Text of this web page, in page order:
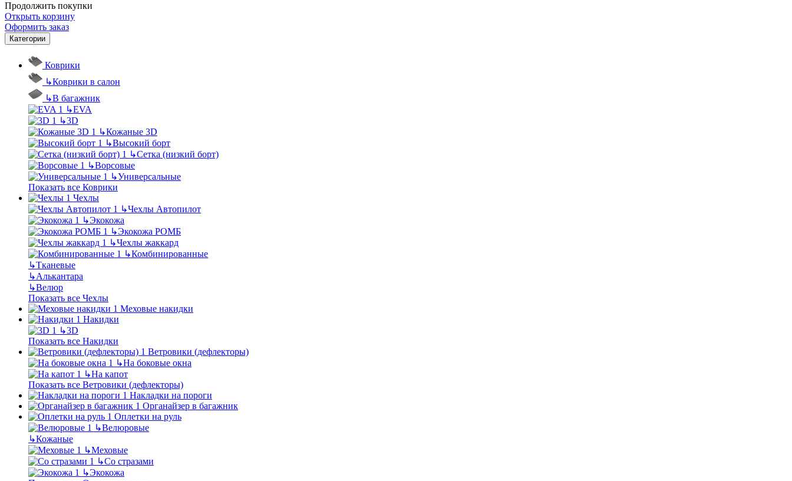
Продолжить покупки
Открыть корзину
Оформить заказ
Категории
Коврики
↳Коврики в салон
↳В багажник
↳EVA
↳3D
↳Кожаные 3D
↳Высокий борт
↳Сетка (низкий борт)
↳Ворсовые
↳Универсальные
Показать все Коврики
Чехлы
↳Чехлы Автопилот
↳Экокожа
↳Экокожа РОМБ
↳Чехлы жаккард
↳Комбинированные
↳Тканевые
↳Алькантара
↳Велюр
Показать все Чехлы
Меховые накидки
Накидки
↳3D
Показать все Накидки
Ветровики (дефлекторы)
↳На боковые окна
↳На капот
Показать все Ветровики (дефлекторы)
Накладки на пороги
Органайзер в багажник
Оплетки на руль
↳Велюровые
↳Кожаные
↳Меховые
↳Со стразами
↳Экокожа